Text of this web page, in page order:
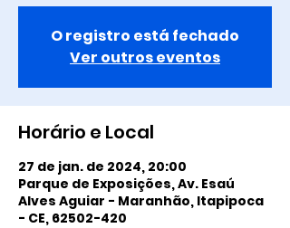
O registro está fechado
Ver outros eventos
Horário e Local
27 de jan. de 2024, 20:00
Parque de Exposições, Av. Esaú
Alves Aguiar - Maranhão, Itapipoca
- CE, 62502-420